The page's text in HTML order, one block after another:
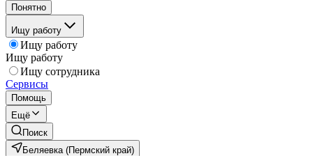
Понятно
Ищу работу
Ищу работу
Ищу работу
Ищу сотрудника
Сервисы
Помощь
Ещё
Поиск
Беляевка (Пермский край)